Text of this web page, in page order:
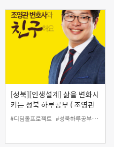
[성북][인생설계] 삶을 변화시
키는 성북 하루공부 ( 조영관
변호사의 나를 지키는 생활법
률 )
#디딤돌프로젝트 #성북하루공부 #유튜